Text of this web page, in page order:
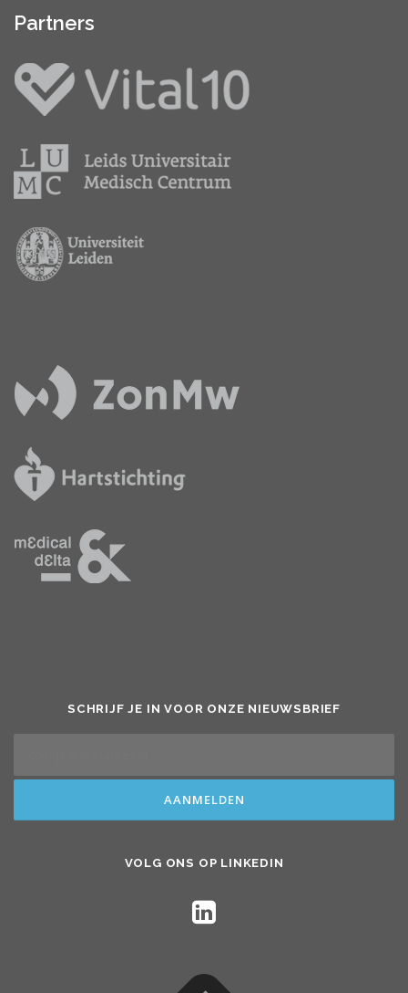
Partners
SCHRIJF JE IN VOOR ONZE NIEUWSBRIEF
VOLG ONS OP LINKEDIN